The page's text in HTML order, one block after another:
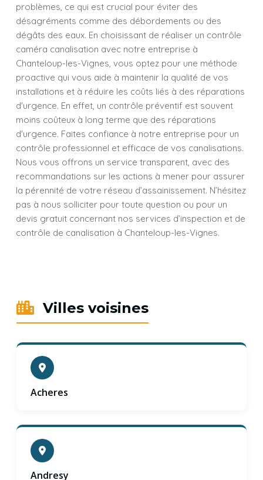
problèmes, ce qui est crucial pour éviter des
désagréments comme des débordements ou des
dégâts des eaux. En choisissant de réaliser un contrôle
caméra canalisation avec notre entreprise à
Chanteloup-les-Vignes, vous optez pour une méthode
proactive qui vous aide à maintenir la qualité de vos
installations et à réduire les coûts liés à des réparations
d'urgence. En effet, un contrôle préventif est souvent
moins coûteux à long terme que des réparations
d'urgence. Faites confiance à notre entreprise pour un
contrôle professionnel et efficace de vos canalisations.
Nous vous offrons un service transparent, avec des
recommandations sur les actions à mener pour assurer
la pérennité de votre réseau d’assainissement. N’hésitez
pas à nous solliciter pour toute question ou pour un
devis gratuit concernant nos services d’inspection et de
contrôle de canalisation à Chanteloup-les-Vignes.
Villes voisines
Acheres
Andresy